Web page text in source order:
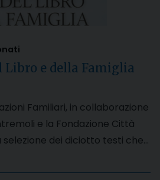
Libro e della Famiglia
Familiari, in collaborazione
e la Fondazione Città
selezione dei diciotto testi che…